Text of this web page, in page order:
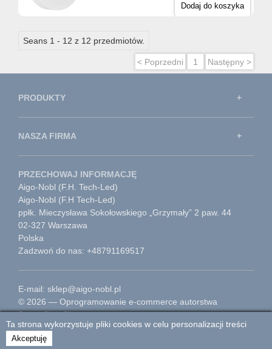
Dodaj do koszyka
Seans 1 - 12 z 12 przedmiotów.
< Poprzedni 1 Następny >
PRODUKTY
NASZA FIRMA
PRZECHOWAJ INFORMACJĘ
Aigo-Nobl (F.H. Tech-Led)
Aigo-Nobl (F.H Tech-Led)
ppłk. Mieczysława Sokołowskiego „Grzymały” 2 paw. 44
02-327 Warszawa
Polska
Zadzwoń do nas: +48791169517
E-mail: sklep@aigo-nobl.pl
© 2026 — Oprogramowanie e-commerce autorstwa
PrestaShop™
Przejdź do strony głównej
Ta strona wykorzystuje pliki cookies w celu personalizacji treści
Akceptuję